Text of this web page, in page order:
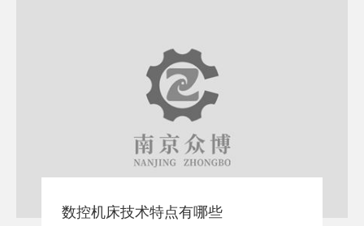
数控机床技术特点有哪些